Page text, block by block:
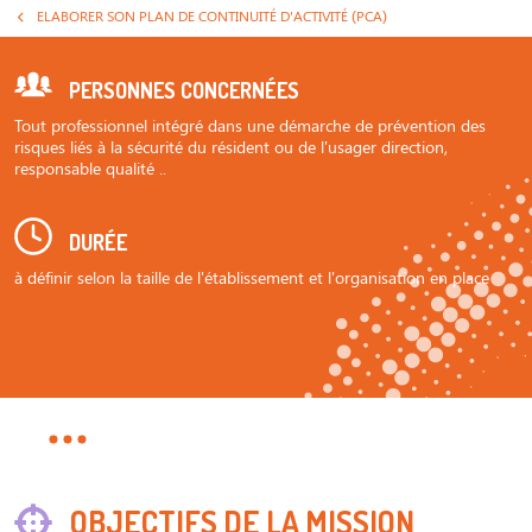
ELABORER SON PLAN DE CONTINUITÉ D'ACTIVITÉ (PCA)
OBJECTIFS DE LA MISSION
PERSONNES CONCERNÉES
Tout professionnel intégré dans une démarche de prévention des
risques liés à la sécurité du résident ou de l'usager direction,
responsable qualité ..
DURÉE
à définir selon la taille de l'établissement et l'organisation en place